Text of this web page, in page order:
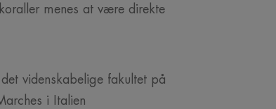
menes at være direkte
videnskabelige fakultet på
i Italien